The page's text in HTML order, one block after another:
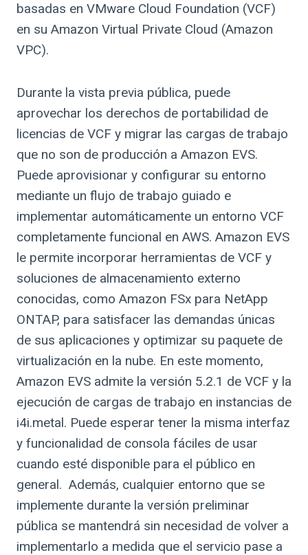
basadas en VMware Cloud Foundation (VCF)
en su Amazon Virtual Private Cloud (Amazon
VPC).
Durante la vista previa pública, puede
aprovechar los derechos de portabilidad de
licencias de VCF y migrar las cargas de trabajo
que no son de producción a Amazon EVS.
Puede aprovisionar y configurar su entorno
mediante un flujo de trabajo guiado e
implementar automáticamente un entorno VCF
completamente funcional en AWS. Amazon EVS
le permite incorporar herramientas de VCF y
soluciones de almacenamiento externo
conocidas, como Amazon FSx para NetApp
ONTAP, para satisfacer las demandas únicas
de sus aplicaciones y optimizar su paquete de
virtualización en la nube. En este momento,
Amazon EVS admite la versión 5.2.1 de VCF y la
ejecución de cargas de trabajo en instancias de
i4i.metal. Puede esperar tener la misma interfaz
y funcionalidad de consola fáciles de usar
cuando esté disponible para el público en
general. Además, cualquier entorno que se
implemente durante la versión preliminar
pública se mantendrá sin necesidad de volver a
implementarlo a medida que el servicio pase a